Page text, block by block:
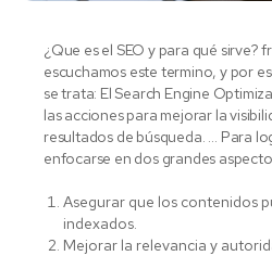
¿Que es el SEO y para qué sirve?
escuchamos este termino, y por
se trata: El Search Engine
las acciones para mejorar la
resultados de búsqueda. … Para
enfocarse en dos grandes
Asegurar que los contenidos
indexados.
Mejorar la relevancia y